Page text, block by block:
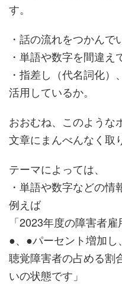
す。
・話の流れをつかんで
・単語や数字を間違え
・指差し（代名詞化
活用しているか。
おおむね、このような
文章にまんべんなく取
テーマによっては、
・単語や数字などの情
例えば
「2023年度の障害者
●、●パーセント増加し、
聴覚障害者の占める割
いの状態です」